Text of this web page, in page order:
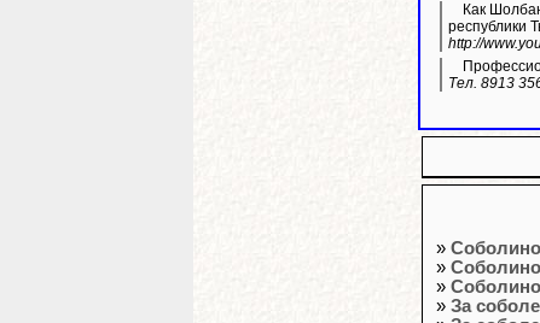
Как Шолбан Кара-оол
республики
http://
Тел. 8913
»
»
»
» За